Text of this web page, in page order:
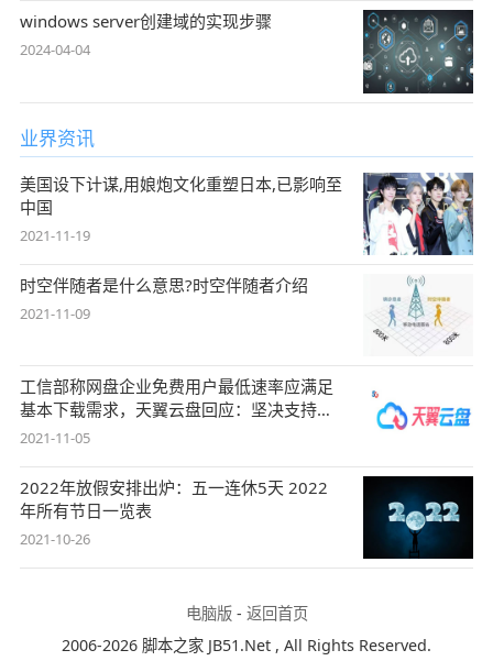
windows server创建域的实现步骤
2024-04-04
业界资讯
美国设下计谋,用娘炮文化重塑日本,已影响至
中国
2021-11-19
时空伴随者是什么意思?时空伴随者介绍
2021-11-09
工信部称网盘企业免费用户最低速率应满足
基本下载需求，天翼云盘回应：坚决支持，
始终
2021-11-05
2022年放假安排出炉：五一连休5天 2022
年所有节日一览表
2021-10-26
电脑版- 返回首页
2006-2026 脚本之家 JB51.Net , All Rights Reserved.